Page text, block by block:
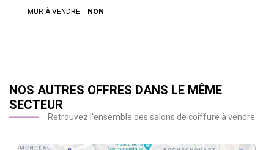
MUR À VENDRE : NON
NOS AUTRES OFFRES DANS LE MÊME
SECTEUR
Retrouvez l'ensemble des salons de coiffure à vendre